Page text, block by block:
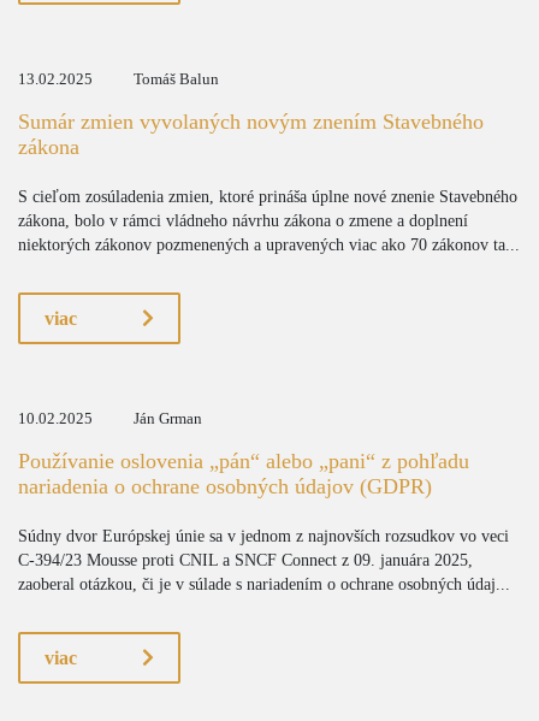
13.02.2025 Tomáš Balun
Sumár zmien vyvolaných novým znením Stavebného
zákona
S cieľom zosúladenia zmien, ktoré prináša úplne nové znenie Stavebného
zákona, bolo v rámci vládneho návrhu zákona o zmene a doplnení
niektorých zákonov pozmenených a upravených viac ako 70 zákonov ta...
viac
10.02.2025 Ján Grman
Používanie oslovenia „pán“ alebo „pani“ z pohľadu
nariadenia o ochrane osobných údajov (GDPR)
Súdny dvor Európskej únie sa v jednom z najnovších rozsudkov vo veci
C-394/23 Mousse proti CNIL a SNCF Connect z 09. januára 2025,
zaoberal otázkou, či je v súlade s nariadením o ochrane osobných údaj...
viac